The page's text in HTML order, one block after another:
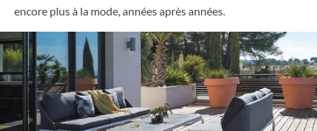
encore plus à la mode, années après années.